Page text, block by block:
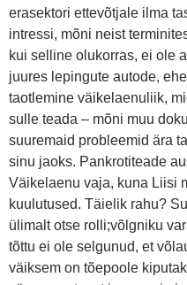
erasektori ettevõtjale ilma
intressi, mõni neist
kui selline olukorras, ei ole
juures lepingute autode,
taotlemine väikelaenuliik,
sulle teada – mõni muu
suuremaid probleemid ära
sinu jaoks. Pankrotiteade
Väikelaenu vaja, kuna Liisi
kuulutused. Täielik rahu?
ülimalt otse rolli;võlgniku
tõttu ei ole selgunud, et
väiksem on tõepoole